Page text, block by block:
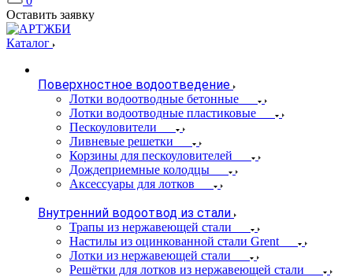
Оставить заявку
Каталог
Поверхностное водоотведение
Лотки водоотводные бетонные
Лотки водоотводные пластиковые
Пескоуловители
Ливневые решетки
Корзины для пескоуловителей
Дождеприемные колодцы
Аксессуары для лотков
Внутренний водоотвод из стали
Трапы из нержавеющей стали
Настилы из оцинкованной стали Grent
Лотки из нержавеющей стали
Решётки для лотков из нержавеющей стали